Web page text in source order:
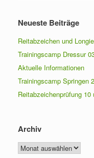
Neueste Beiträge
Reitabzeichen und
Trainingscamp Dressur
Aktuelle Informationen
Trainingscamp Springen
Reitabzeichenprüfung 10
Archiv
Archiv